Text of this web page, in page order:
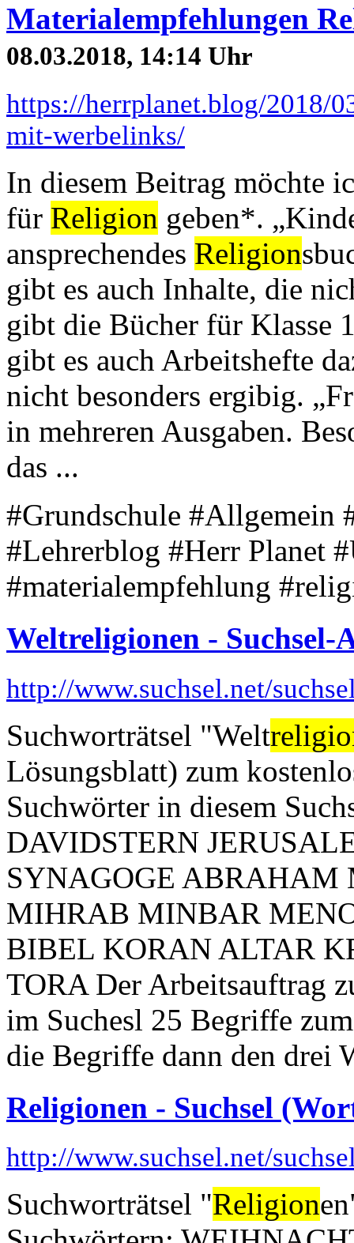
Materialempfehlungen
08.03.2018, 14:14 Uhr
https://herrplanet.blog/2018/
mit-werbelinks/
In diesem Beitrag möchte
für Religion geben*.
ansprechendes Religion
gibt es auch Inhalte, die
gibt die Bücher für Klasse
gibt es auch Arbeitshefte
nicht besonders ergibig.
in mehreren Ausgaben.
das ...
#Grundschule #Allgemein
#Lehrerblog #Herr Planet
#materialempfehlung
Weltreligionen - Suchsel-
http://www.suchsel.net/
Suchworträtsel "Welt
Lösungsblatt) zum
Suchwörter in diesem
DAVIDSTERN
SYNAGOGE ABRAHAM
MIHRAB MINBAR
BIBEL KORAN ALTAR
TORA Der Arbeitsauftrag
im Suchesl 25 Begriffe
die Begriffe dann den drei
Religionen - Suchsel
http://www.suchsel.net/
Suchworträtsel "Religion